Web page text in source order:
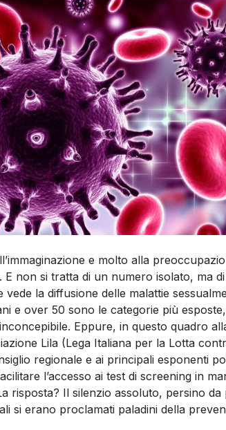
e molto alla
non si tratta di un numero isolato, ma
la diffusione delle malattie
e over 50 sono le categorie più
Eppure, in questo quadro
Lila (Lega Italiana per la Lotta
regionale e ai principali esponenti
l’accesso ai test di screening in
risposta? Il silenzio assoluto, persino da
si erano proclamati paladini della